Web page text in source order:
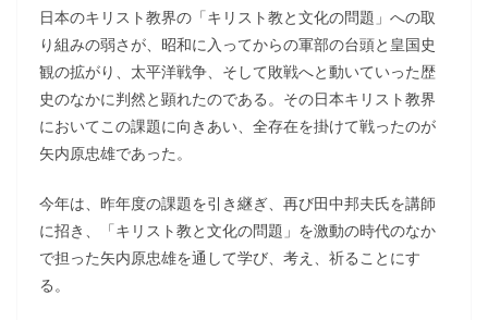
日本のキリスト教界の「キリスト教と文化の問題」への取
り組みの弱さが、昭和に入ってからの軍部の台頭と皇国史
観の拡がり、太平洋戦争、そして敗戦へと動いていった歴
史のなかに判然と顕れたのである。その日本キリスト教界
においてこの課題に向きあい、全存在を掛けて戦ったのが
矢内原忠雄であった。
今年は、昨年度の課題を引き継ぎ、再び田中邦夫氏を講師
に招き、「キリスト教と文化の問題」を激動の時代のなか
で担った矢内原忠雄を通して学び、考え、祈ることにす
る。